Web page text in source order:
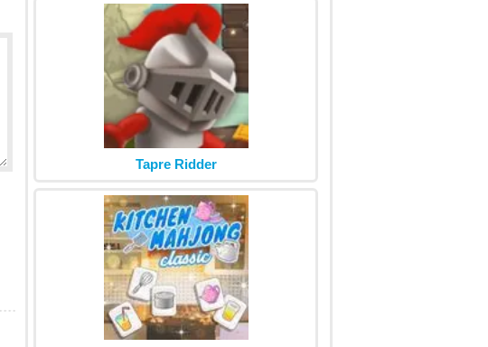
Tapre Ridder